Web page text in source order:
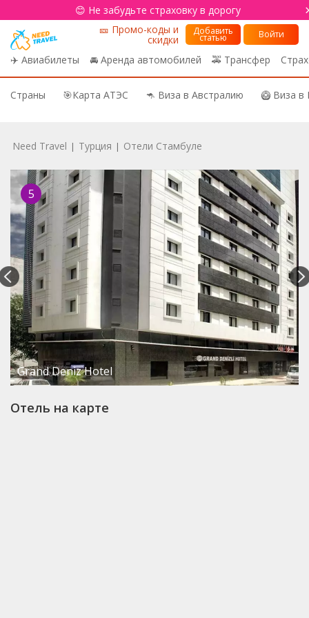
😊 Не забудьте страховку в дорогу
✈️ Авиабилеты 🚘 Аренда автомобилей 🚕 Трансфер
🎫 Промо-коды и
скидки
Добавить
статью Войти
Страны 🎯Карта АТЭС 🦘 Виза в Австралию 🥝 Виза
Need Travel | Турция | Отели Стамбуле
5
Grand Deniz Hotel
Отель на карте